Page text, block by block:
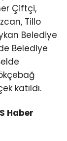
Çiftçi,
Tillo
Belediye
Belediye
katıldı.
Haber